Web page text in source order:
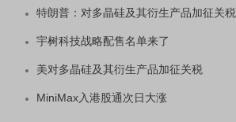
特朗普：对多晶硅及其衍生产品加征关税
宇树科技战略配售名单来了
美对多晶硅及其衍生产品加征关税
MiniMax入港股通次日大涨